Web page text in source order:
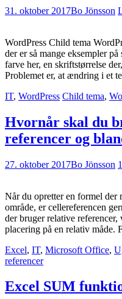
31. oktober 2017Bo Jönsson
WordPress Child tema
der er så mange eksempler
farve her, en skriftstørrelse
Problemet er, at ændring i et
IT, WordPress Child tema,
Hvornår skal du
referencer og
27. oktober 2017Bo Jönsson
Når du opretter en formel der
område, er cellereferencen
der bruger relative
placering på en relativ
Excel, IT, Microsoft Office,
referencer
Excel SUM